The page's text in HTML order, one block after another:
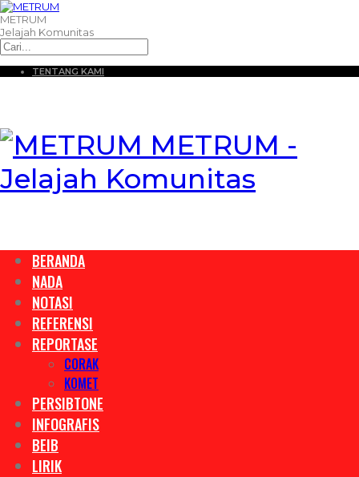
METRUM
Jelajah Komunitas
TENTANG KAMI
METRUM -
Jelajah Komunitas
BERANDA
NADA
NOTASI
REFERENSI
REPORTASE
CORAK
KOMET
PERSIBTONE
INFOGRAFIS
BEIB
LIRIK